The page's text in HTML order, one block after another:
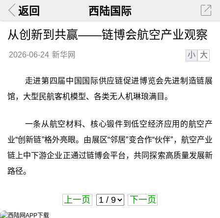
返回 西陆国际
从创新到共赢——链博会航空产业观察
2026-06-24 新华网 小 大
走进第四届中国国际供应链促进博览会先进制造链展
馆，大型民航客机模型、各类无人机琳琅满目。
一条从航空材料、核心锻件到低空经济应用的航空产
业“创新链”格外亮眼。由展区“邻居”变合作“伙伴”，航空产业
链上中下游企业正通过链博会平台，共同探索高质量发展新
路径。
上一页 下一页